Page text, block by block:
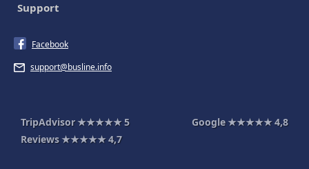
Support
Facebook
support@busline.info
TripAdvisor ★★★★★5 Google ★★★★★4,8
Reviews ★★★★★4,7